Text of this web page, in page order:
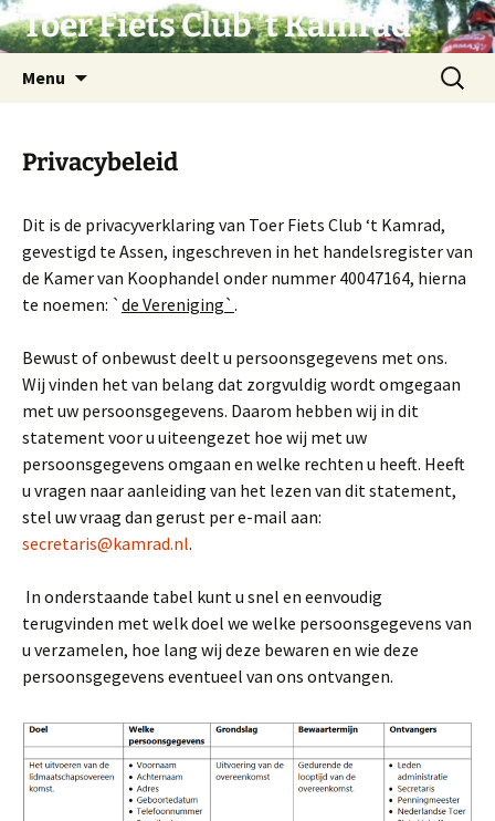
Ga
naarToer Fiets Club ’t Kamrad
Menu
Zoeken
naar:
Privacybeleid
Dit is de privacyverklaring van Toer Fiets Club ‘t Kamrad,
gevestigd te Assen, ingeschreven in het handelsregister van
de Kamer van Koophandel onder nummer 40047164, hierna
te noemen: ` de Vereniging` .
Bewust of onbewust deelt u persoonsgegevens met ons.
Wij vinden het van belang dat zorgvuldig wordt omgegaan
met uw persoonsgegevens. Daarom hebben wij in dit
statement voor u uiteengezet hoe wij met uw
persoonsgegevens omgaan en welke rechten u heeft. Heeft
u vragen naar aanleiding van het lezen van dit statement,
stel uw vraag dan gerust per e-mail aan:
secretaris@kamrad.nl.
In onderstaande tabel kunt u snel en eenvoudig
terugvinden met welk doel we welke persoonsgegevens van
u verzamelen, hoe lang wij deze bewaren en wie deze
persoonsgegevens eventueel van ons ontvangen.